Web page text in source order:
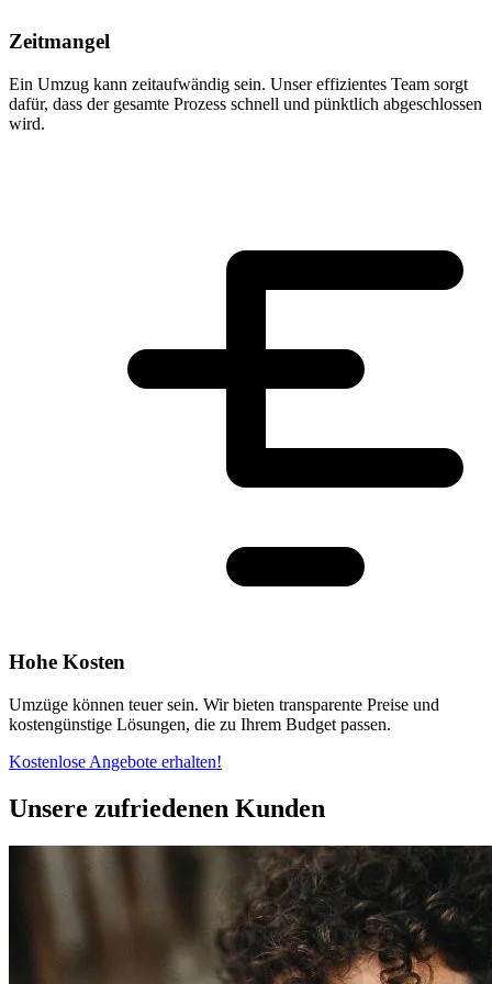
Zeitmangel
Ein Umzug kann zeitaufwändig sein. Unser effizientes Team sorgt
dafür, dass der gesamte Prozess schnell und pünktlich abgeschlossen
wird.
Hohe Kosten
Umzüge können teuer sein. Wir bieten transparente Preise und
kostengünstige Lösungen, die zu Ihrem Budget passen.
Kostenlose Angebote erhalten!
Unsere zufriedenen Kunden